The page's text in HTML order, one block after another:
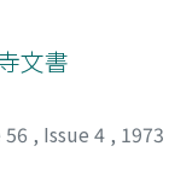
文書
, Issue 4 , 1973